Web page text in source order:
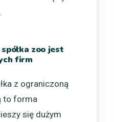
zoo jest
firm
z ograniczoną
to forma
się dużym